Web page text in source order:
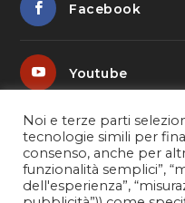
Facebook
Youtube
Instagram
Noi e terze parti
tecnologie simili per
consenso, anche per
funzionalità semplici”,
dell'esperienza”,